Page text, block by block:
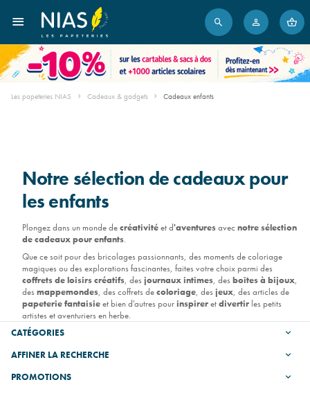
Les papeteries NIAS Cadeaux & gadgets Cadeaux enfants
Notre sélection de cadeaux pour
les enfants
Plongez dans un monde decréativitéet d'aventuresavec notre sélection
de cadeaux pour enfants.
Que ce soit pour des bricolages passionnants, des moments de coloriage
magiques ou des explorations fascinantes, faites votre choix parmi des
coffrets de loisirs créatifs, des journaux intimes, desboîtes à bijoux,
desmappemondes, des coffrets decoloriage, des jeux, des articles de
papeterie fantaisieet bien d'autres pour inspireretdivertir les petits
artistes et aventuriers en herbe.
CATÉGORIES
AFFINER LA RECHERCHE
PROMOTIONS